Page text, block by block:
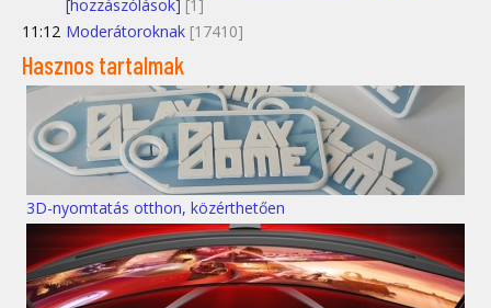
[hozzászólások] [1]
11:12 Moderátoroknak [17410]
Hasznos tartalmak
3D-nyomtatás otthon, közérthetően